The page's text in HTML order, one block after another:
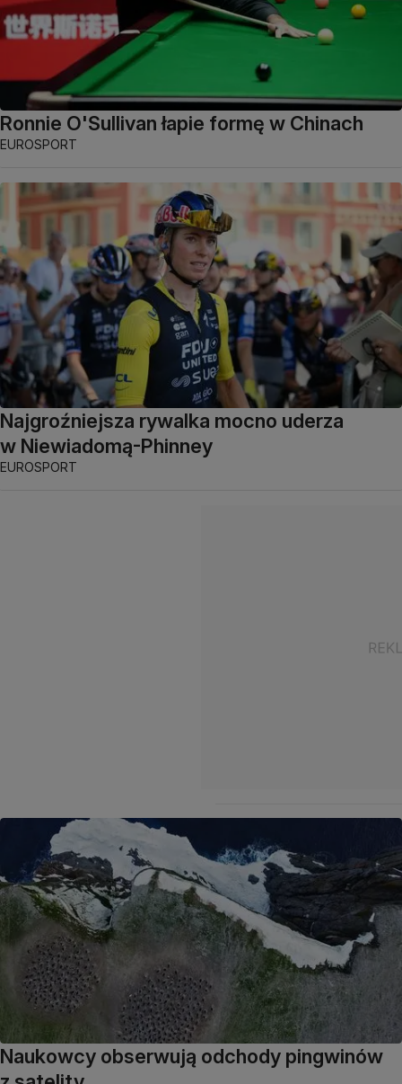
Ronnie O'Sullivan łapie formę w Chinach
EUROSPORT
Najgroźniejsza rywalka mocno uderza
w Niewiadomą-Phinney
EUROSPORT
Naukowcy obserwują odchody pingwinów